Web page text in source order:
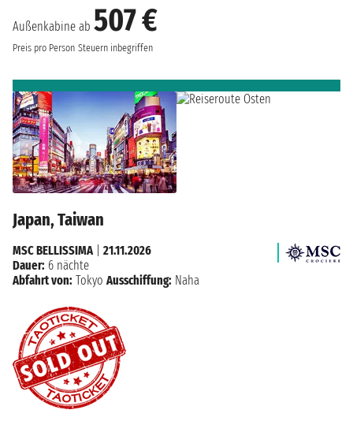
Außenkabine ab 507 €
Preis pro Person Steuern inbegriffen
Japan, Taiwan
MSC BELLISSIMA| 21.11.2026
Dauer: 6 nächte
Abfahrt von: Tokyo Ausschiffung: Naha